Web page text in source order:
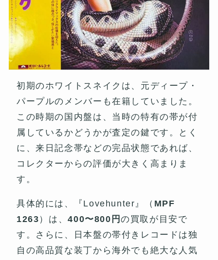
初期のホワイトスネイクは、元ディープ・
パープルのメンバーも在籍していました。
この時期の国内盤は、当時の特有の帯が付
属しているかどうかが査定の鍵です。とく
に、来日記念帯などの完品状態であれば、
コレクターからの評価が大きく高まりま
す。
具体的には、『Lovehunter』（ MPF
1263 ）は、400〜800円の買取が目安で
す。さらに、日本盤の帯付きレコードは独
自の高品質な装丁から海外でも絶大な人気